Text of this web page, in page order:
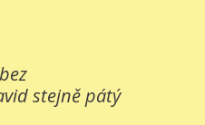
stejně pátý